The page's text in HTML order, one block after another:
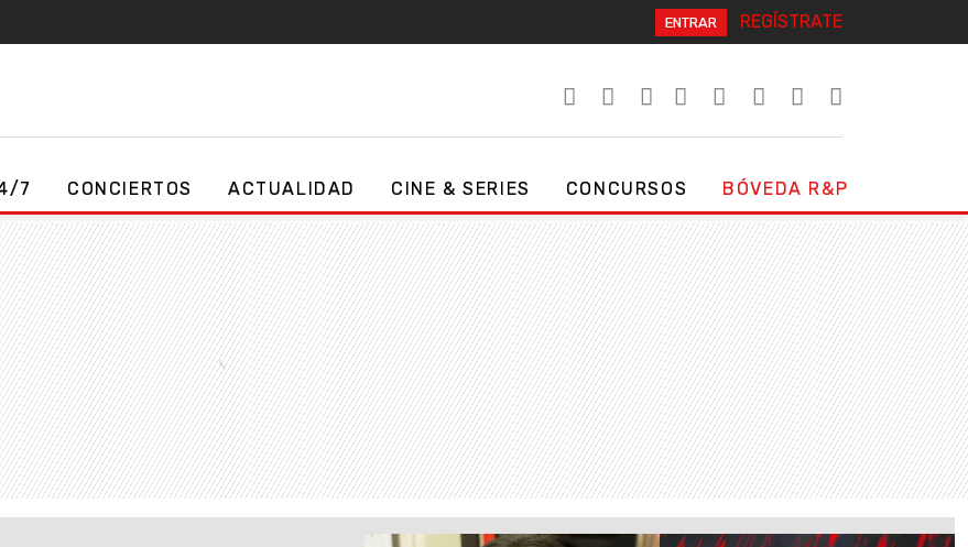
ENTRAR REGÍSTRATE
7 CONCIERTOS ACTUALIDAD CINE & SERIES CONCURSOS BÓVEDA R&P